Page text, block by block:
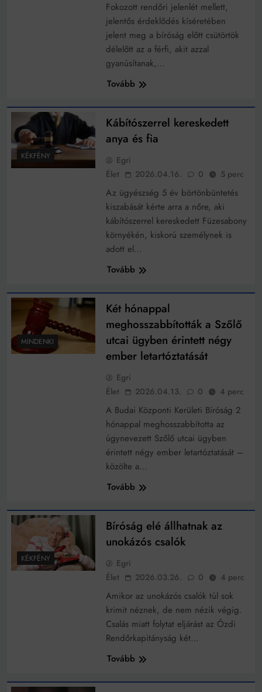
Fokozott rendőri jelenlét mellett,
jelentős érdeklődés kíséretében
jelent meg a bíróság előtt csütörtök
délelőtt az a férfi, akit azzal
gyanúsítanak,…
Tovább
KÉKFÉNY
Kábítószerrel kereskedett
anya és fia
Egri
Élet
2026.04.16. 0 5 perc
Az ügyészség 5 év börtönbüntetés
kiszabását kérte arra a nőre, aki
kábítószerrel kereskedett Füzesabony
környékén, kiskorú személynek is
adott el…
Tovább
MINDENKI
Két hónappal
meghosszabbították a Szőlő
utcai ügyben érintett négy
ember letartóztatását
Egri
Élet
2026.04.13. 0 4 perc
A Budai Központi Kerületi Bíróság 2
hónappal meghosszabbította az
úgynevezett Szőlő utcai ügyben
érintett négy ember letartóztatását –
közölte a…
Tovább
KÉKFÉNY
Bíróság elé állhatnak az
unokázós csalók
Egri
Élet
2026.03.26. 0 4 perc
Amikor az unokázós csalók túl sok
krimit néznek, de nem nézik végig.
Csalás miatt folytat eljárást az Ózdi
Rendőrkapitányság két…
Tovább